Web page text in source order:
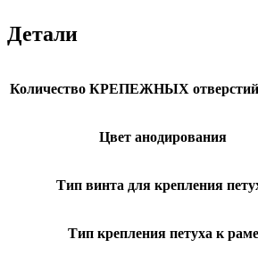
Детали
Количество КРЕПЕЖНЫХ отверстий
Цвет анодирования
Тип винта для крепления
Тип крепления петуха к раме